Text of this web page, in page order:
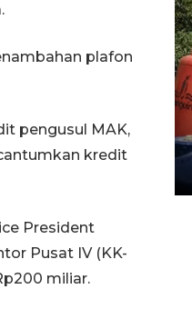
plafon
pengusul MAK,
kredit
President
Pusat IV (KK-
miliar.
Karanganyar